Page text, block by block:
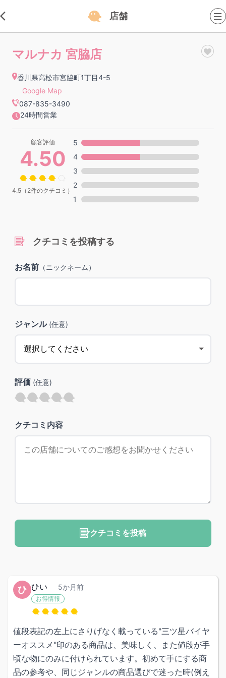
店舗
マルナカ 宮脇店
香川県高松市宮脇町1丁目4-5
Google Map
087-835-3490
24時間営業
顧客評価
4.50
4.5（2件のクチコミ）
5
4
3
2
1
クチコミを投稿する
お名前（ニックネーム）
ジャンル (任意)
評価 (任意)
クチコミ内容
クチコミを投稿
ひ ひい 5か月前
お得情報
値段表記の左上にさりげなく載っている"三ツ星バイヤ
ーオススメ"印のある商品は、美味しく、また値段が手
頃な物にのみに付けられています。初めて手にする商
品の参考や、同じジャンルの商品選びで迷った時(例え